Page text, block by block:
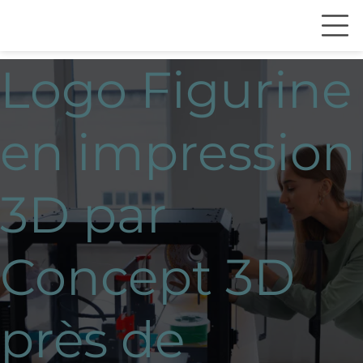
Logo Figurine
en impression
3D par
Concept 3D
près de